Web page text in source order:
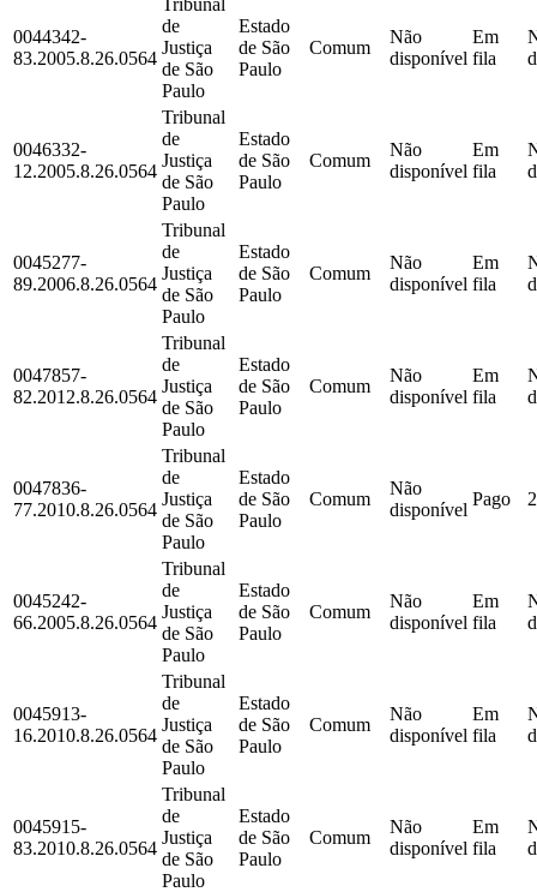
0044342-
83.2005.8.26.0564
de
Justiça
de São
Paulo
Estado
de São
Paulo
Comum
Não
disponível
Em
fila
0046332-
12.2005.8.26.0564
Tribunal
de
Justiça
de São
Paulo
Estado
de São
Paulo
Comum
Não
disponível
Em
fila
0045277-
89.2006.8.26.0564
Tribunal
de
Justiça
de São
Paulo
Estado
de São
Paulo
Comum
Não
disponível
Em
fila
0047857-
82.2012.8.26.0564
Tribunal
de
Justiça
de São
Paulo
Estado
de São
Paulo
Comum
Não
disponível
Em
fila
0047836-
77.2010.8.26.0564
Tribunal
de
Justiça
de São
Paulo
Estado
de São
Paulo
Comum
Não
disponível
Pago
0045242-
66.2005.8.26.0564
Tribunal
de
Justiça
de São
Paulo
Estado
de São
Paulo
Comum
Não
disponível
Em
fila
0045913-
16.2010.8.26.0564
Tribunal
de
Justiça
de São
Paulo
Estado
de São
Paulo
Comum
Não
disponível
Em
fila
0045915-
83.2010.8.26.0564
Tribunal
de
Justiça
de São
Paulo
Estado
de São
Paulo
Comum
Não
disponível
Em
fila